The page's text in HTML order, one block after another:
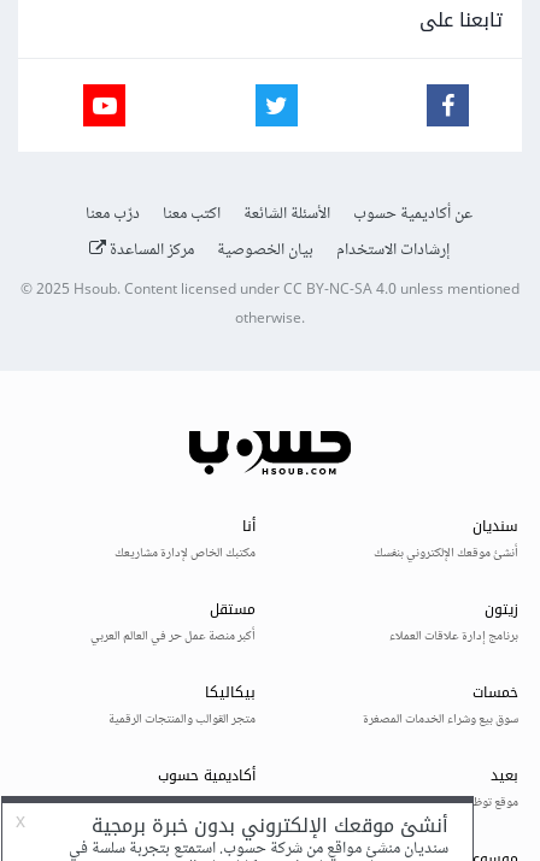
تابعنا على
عن أكاديمية حسوب الأسئلة الشائعة اكتب معنا
درّب معنا
إرشادات الاستخدام
بيان الخصوصية مركز المساعدة
© 2025Hsoub.Content licensed underCC BY-NC-SA 4.0unless mentioned
otherwise.